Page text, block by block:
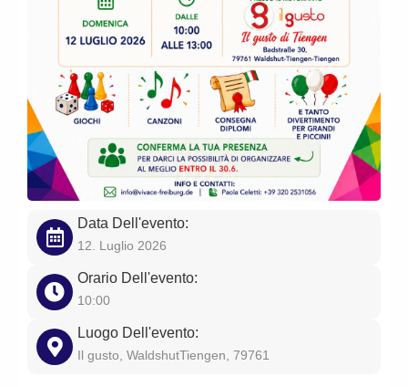
Data Dell'evento:
12. Luglio 2026
Orario Dell'evento:
10:00
Luogo Dell'evento:
Il gusto, WaldshutTiengen, 79761